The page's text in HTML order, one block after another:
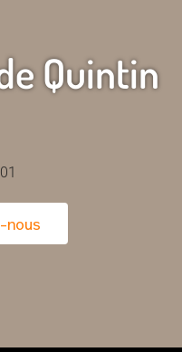
Quintin
nous